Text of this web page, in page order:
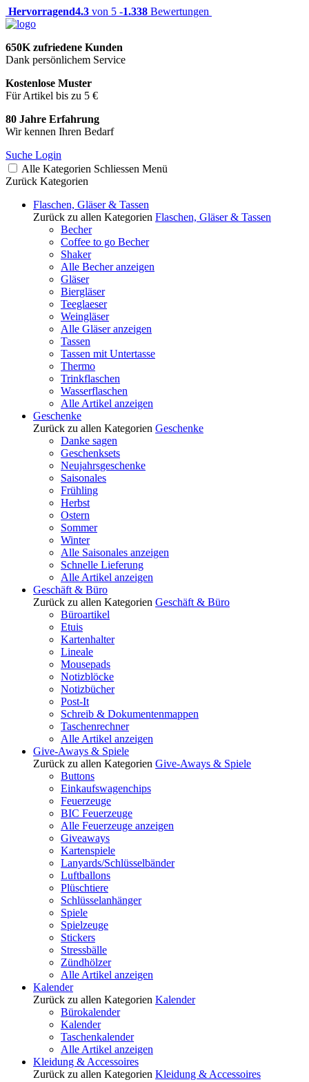
Hervorragend4.3 von 5 -1.338 Bewertungen
650K zufriedene Kunden
Dank persönlichem Service
Kostenlose Muster
Für Artikel bis zu 5 €
80 Jahre Erfahrung
Wir kennen Ihren Bedarf
Suche Login
Alle Kategorien Schliessen Menü
Zurück Kategorien
Flaschen, Gläser & Tassen
Zurück zu allen Kategorien Flaschen, Gläser & Tassen
Becher
Coffee to go Becher
Shaker
Alle Becher anzeigen
Gläser
Biergläser
Teeglaeser
Weingläser
Alle Gläser anzeigen
Tassen
Tassen mit Untertasse
Thermo
Trinkflaschen
Wasserflaschen
Alle Artikel anzeigen
Geschenke
Zurück zu allen Kategorien Geschenke
Danke sagen
Geschenksets
Neujahrsgeschenke
Saisonales
Frühling
Herbst
Ostern
Sommer
Winter
Alle Saisonales anzeigen
Schnelle Lieferung
Alle Artikel anzeigen
Geschäft & Büro
Zurück zu allen Kategorien Geschäft & Büro
Büroartikel
Etuis
Kartenhalter
Lineale
Mousepads
Notizblöcke
Notizbücher
Post-It
Schreib & Dokumentenmappen
Taschenrechner
Alle Artikel anzeigen
Give-Aways & Spiele
Zurück zu allen Kategorien Give-Aways & Spiele
Buttons
Einkaufswagenchips
Feuerzeuge
BIC Feuerzeuge
Alle Feuerzeuge anzeigen
Giveaways
Kartenspiele
Lanyards/Schlüsselbänder
Luftballons
Plüschtiere
Schlüsselanhänger
Spiele
Spielzeuge
Stickers
Stressbälle
Zündhölzer
Alle Artikel anzeigen
Kalender
Zurück zu allen Kategorien Kalender
Bürokalender
Kalender
Taschenkalender
Alle Artikel anzeigen
Kleidung & Accessoires
Zurück zu allen Kategorien Kleidung & Accessoires